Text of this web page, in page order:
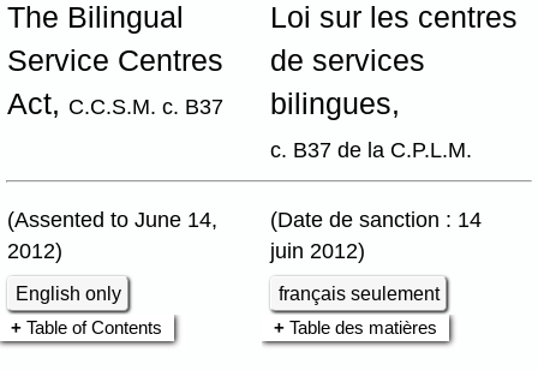
The Bilingual
Service Centres
Act, C.C.S.M. c. B37
Loi sur les centres
de services
bilingues,
c. B37 de la C.P.L.M.
(Assented to June 14,
2012)
(Date de sanction : 14
juin 2012)
English only
français seulement
Table of Contents
Table des matières